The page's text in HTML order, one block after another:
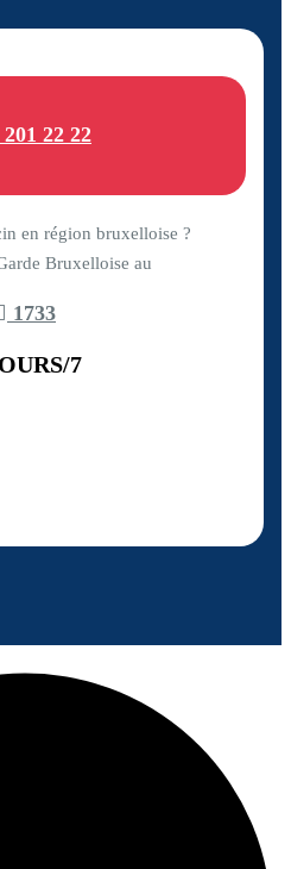
201 22 22
en région bruxelloise ?
Bruxelloise au
1733
7